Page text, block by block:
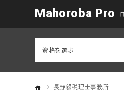
Mahoroba Pro
長野毅税理士事務所